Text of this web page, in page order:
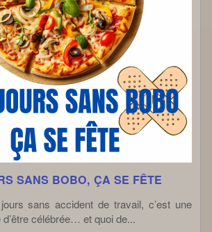
SANS BOBO, ÇA SE FÊTE
sans accident de travail, c’est une
célébrée… et quoi de...